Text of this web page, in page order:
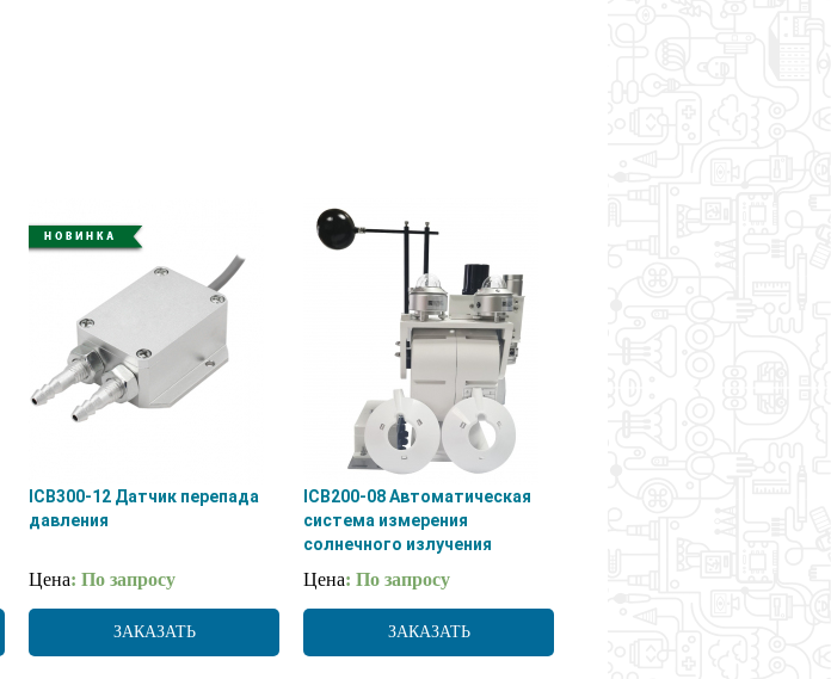
ICB300-12 Датчик перепада
давления
Цена: По запросу
ЗАКАЗАТЬ
ICB200-08 Автоматическая
система измерения
солнечного излучения
Цена: По запросу
ЗАКАЗАТЬ